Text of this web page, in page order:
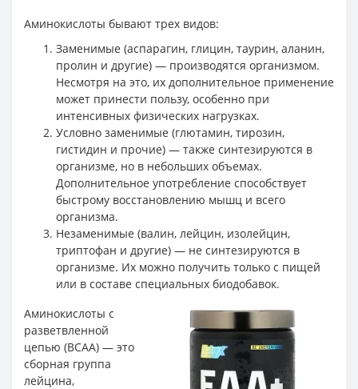
Аминокислоты бывают трех видов:
Заменимые (аспарагин, глицин, таурин, аланин,
пролин и другие) — производятся организмом.
Несмотря на это, их дополнительное применение
может принести пользу, особенно при
интенсивных физических нагрузках.
Условно заменимые (глютамин, тирозин,
гистидин и прочие) — также синтезируются в
организме, но в небольших объемах.
Дополнительное употребление способствует
быстрому восстановлению мышц и всего
организма.
Незаменимые (валин, лейцин, изолейцин,
триптофан и другие) — не синтезируются в
организме. Их можно получить только с пищей
или в составе специальных биодобавок.
Аминокислоты с
разветвленной
цепью (BCAA) — это
сборная группа
лейцина,